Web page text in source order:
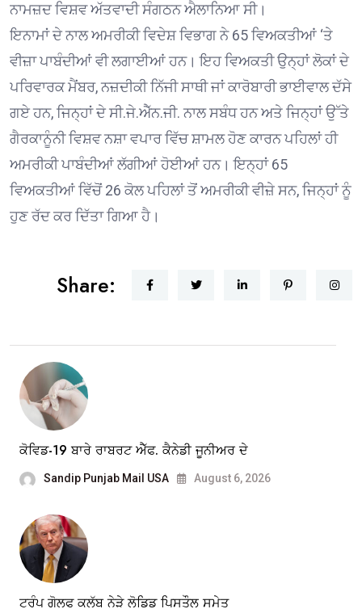
ਨਾਮਜ਼ਦ ਵਿਸ਼ਵ ਅੱਤਵਾਦੀ ਸੰਗਠਨ ਐਲਾਨਿਆ ਸੀ।
ਇਨਾਮਾਂ ਦੇ ਨਾਲ ਅਮਰੀਕੀ ਵਿਦੇਸ਼ ਵਿਭਾਗ ਨੇ 65 ਵਿਅਕਤੀਆਂ ‘ਤੇ
ਵੀਜ਼ਾ ਪਾਬੰਦੀਆਂ ਵੀ ਲਗਾਈਆਂ ਹਨ। ਇਹ ਵਿਅਕਤੀ ਉਨ੍ਹਾਂ ਲੋਕਾਂ ਦੇ
ਪਰਿਵਾਰਕ ਮੈਂਬਰ, ਨਜ਼ਦੀਕੀ ਨਿੱਜੀ ਸਾਥੀ ਜਾਂ ਕਾਰੋਬਾਰੀ ਭਾਈਵਾਲ ਦੱਸੇ
ਗਏ ਹਨ, ਜਿਨ੍ਹਾਂ ਦੇ ਸੀ.ਜੇ.ਐੱਨ.ਜੀ. ਨਾਲ ਸਬੰਧ ਹਨ ਅਤੇ ਜਿਨ੍ਹਾਂ ਉੱਤੇ
ਗੈਰਕਾਨੂੰਨੀ ਵਿਸ਼ਵ ਨਸ਼ਾ ਵਪਾਰ ਵਿੱਚ ਸ਼ਾਮਲ ਹੋਣ ਕਾਰਨ ਪਹਿਲਾਂ ਹੀ
ਅਮਰੀਕੀ ਪਾਬੰਦੀਆਂ ਲੱਗੀਆਂ ਹੋਈਆਂ ਹਨ। ਇਨ੍ਹਾਂ 65
ਵਿਅਕਤੀਆਂ ਵਿੱਚੋਂ 26 ਕੋਲ ਪਹਿਲਾਂ ਤੋਂ ਅਮਰੀਕੀ ਵੀਜ਼ੇ ਸਨ, ਜਿਨ੍ਹਾਂ ਨੂੰ
ਹੁਣ ਰੱਦ ਕਰ ਦਿੱਤਾ ਗਿਆ ਹੈ।
Share:
ਕੋਵਿਡ-19 ਬਾਰੇ ਰਾਬਰਟ ਐੱਫ. ਕੈਨੇਡੀ ਜੂਨੀਅਰ ਦੇ
Sandip Punjab Mail USA August 6, 2026
ਟਰੰਪ ਗੋਲਫ ਕਲੱਬ ਨੇੜੇ ਲੋਡਿਡ ਪਿਸਤੌਲ ਸਮੇਤ